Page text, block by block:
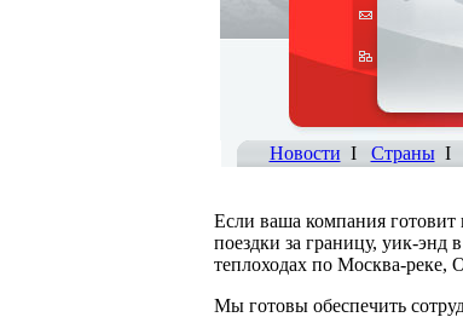
Новости I СтраныI
Если ваша компания
поездки за границу, уик-энд
теплоходах по Москва-реке,
Мы готовы обеспечить